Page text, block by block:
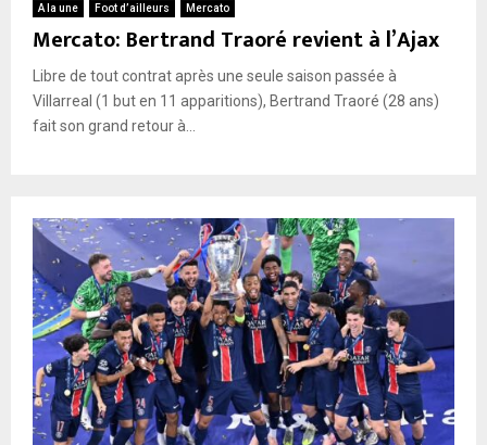
A la une Foot d’ailleurs Mercato
Mercato: Bertrand Traoré revient à l’Ajax
Libre de tout contrat après une seule saison passée à
Villarreal (1 but en 11 apparitions), Bertrand Traoré (28 ans)
fait son grand retour à...